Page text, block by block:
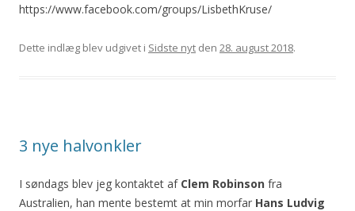
https://www.facebook.com/groups/LisbethKruse/
Dette indlæg blev udgivet i Sidste nyt den 28. august 2018.
3 nye halvonkler
I søndags blev jeg kontaktet af Clem Robinson fra
Australien, han mente bestemt at min morfar Hans Ludvig